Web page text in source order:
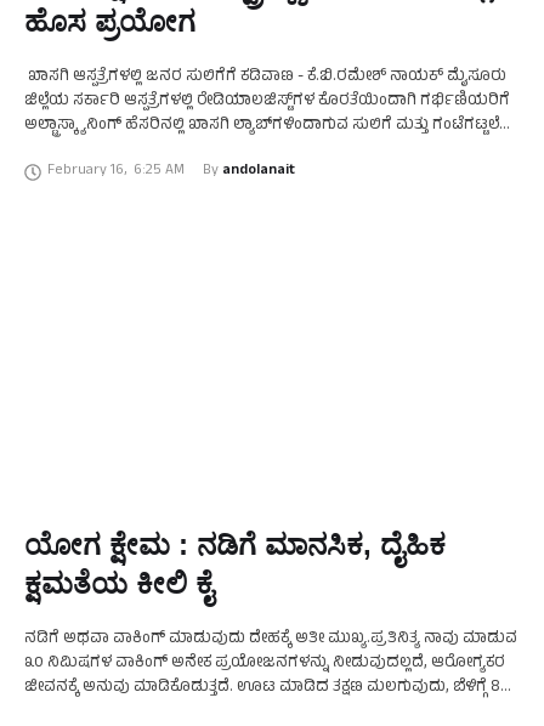
ಹೊಸ ಪ್ರಯೋಗ
ಖಾಸಗಿ ಆಸ್ಪತ್ರೆಗಳಲ್ಲಿ ಜನರ ಸುಲಿಗೆಗೆ ಕಡಿವಾಣ - ಕೆ.ಬಿ.ರಮೇಶ್ ನಾಯಕ್ ಮೈಸೂರು
ಜಿಲ್ಲೆಯ ಸರ್ಕಾರಿ ಆಸ್ಪತ್ರೆಗಳಲ್ಲಿ ರೇಡಿಯಾಲಜಿಸ್ಟ್‌ಗಳ ಕೊರತೆಯಿಂದಾಗಿ ಗರ್ಭಿಣಿಯರಿಗೆ
ಅಲ್ಟ್ರಾಸ್ಕ್ಯಾನಿಂಗ್ ಹೆಸರಿನಲ್ಲಿ ಖಾಸಗಿ ಲ್ಯಾಬ್‌ಗಳಿಂದಾಗುವ ಸುಲಿಗೆ ಮತ್ತು ಗಂಟೆಗಟ್ಟಲೆ
… February 16, 6:25 AM By andolanait
ಯೋಗ ಕ್ಷೇಮ : ನಡಿಗೆ ಮಾನಸಿಕ, ದೈಹಿಕ
ಕ್ಷಮತೆಯ ಕೀಲಿ ಕೈ
ನಡಿಗೆ ಅಥವಾ ವಾಕಿಂಗ್ ಮಾಡುವುದು ದೇಹಕ್ಕೆ ಅತೀ ಮುಖ್ಯ.ಪ್ರತಿನಿತ್ಯ ನಾವು ಮಾಡುವ
೩೦ ನಿಮಿಷಗಳ ವಾಕಿಂಗ್ ಅನೇಕ ಪ್ರಯೋಜನಗಳನ್ನು ನೀಡುವುದಲ್ಲದೆ, ಆರೋಗ್ಯಕರ
ಜೀವನಕ್ಕೆ ಅನುವು ಮಾಡಿಕೊಡುತ್ತದೆ. ಊಟ ಮಾಡಿದ ತಕ್ಷಣ ಮಲಗುವುದು, ಬೆಳಿಗ್ಗೆ 8